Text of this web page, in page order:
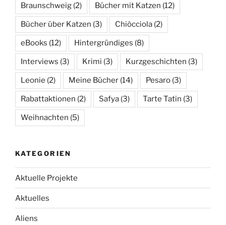
Braunschweig (2) Bücher mit Katzen (12)
Bücher über Katzen (3) Chiòcciola (2)
eBooks (12) Hintergründiges (8)
Interviews (3) Krimi (3) Kurzgeschichten (3)
Leonie (2) Meine Bücher (14) Pesaro (3)
Rabattaktionen (2) Safya (3) Tarte Tatin (3)
Weihnachten (5)
KATEGORIEN
Aktuelle Projekte
Aktuelles
Aliens